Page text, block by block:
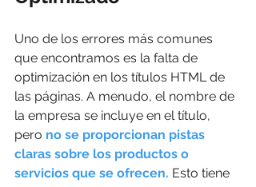
Uno de los errores más comunes
que encontramos es la falta de
optimización en los títulos HTML de
las páginas. A menudo, el nombre de
la empresa se incluye en el título,
pero no se proporcionan pistas
claras sobre los productos o
servicios que se ofrecen. Esto tiene